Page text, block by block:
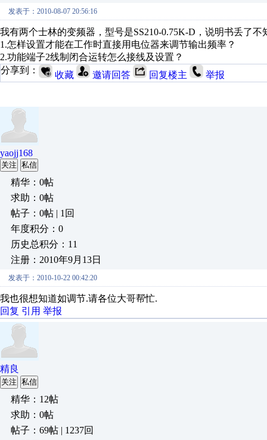
发表于：2010-08-07 20:56:16
我有两个士林的变频器，型号是SS210-0.75K-D，说明书丢了
1.怎样设置才能在工作时直接用电位器来调节输出频率？
2.功能端子2线制闭合运转怎么接线及设置？
分享到：
收藏 邀请回答 回复楼主 举报
yaojj168
关注 私信
精华：0帖
求助：0帖
帖子：0帖 | 1回
年度积分：0
历史总积分：11
注册：2010年9月13日
发表于：2010-10-22 00:42:20
我也很想知道如调节.请各位大哥帮忙.
回复 引用 举报
精良
关注 私信
精华：12帖
求助：0帖
帖子：69帖 | 1237回